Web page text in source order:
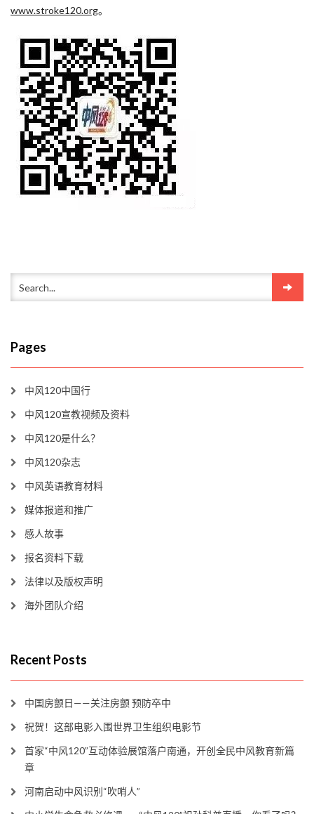
www.stroke120.org。
Pages
中风120中国行
中风120宣教视频及资料
中风120是什么？
中风120杂志
中风英语教育材料
媒体报道和推广
感人故事
报名资料下载
法律以及版权声明
海外团队介绍
Recent Posts
中国房颤日——关注房颤 预防卒中
祝贺！这部电影入围世界卫生组织电影节
首家“中风120”互动体验展馆落户南通，开创全民中风教育新篇
章
河南启动中风识别“吹哨人”